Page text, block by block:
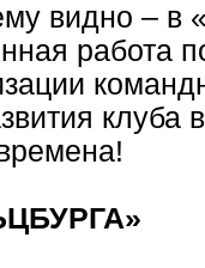
видно – в
работа